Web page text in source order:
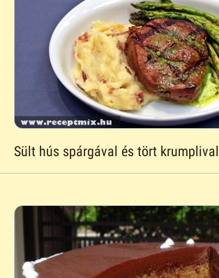
Sült hús spárgával és tört krumplival